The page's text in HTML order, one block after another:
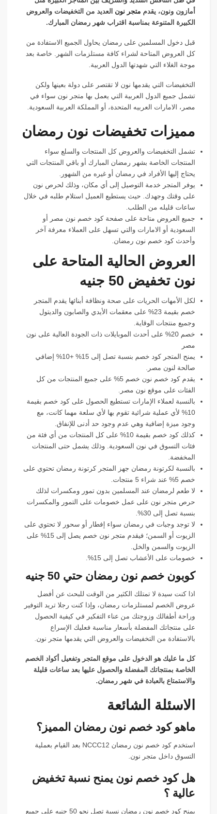
أمازون ونون، يقدم متجر نونالعديد من التخفيضات والعروض
الكبيرة المتنوعة بمناسبة اقتراب شهر رمضان المبارك.
قبل دخول المسلمين على رمضان يحاول الجميع الاستفادة من
كل العروض المتاحة لشراء كافة مستلزمات الشهر. خاصة بعد
موجة الغلاء التي شهدتها الدول العربية.
التخفيضات التي يقدمها نون لا تقتصر على دولة بعينها ولكن
تشمل جميع الدول العربية التي يعمل بها متجر نون سواء في
مصر، الامارات العربيه المتحدة، أو المملكة العربية السعودية.
مميزات تخفيضات نون رمضان
تشمل التخفيضات والعروض كل المنتجات والسلع سواء
المنتجات الخاصة بشهر رمضان المبارك أو باقي المنتجات التي
يحتاج إليها الأفراد في رمضان أو غيره من الشهور.
يوفر المتجر خدمة التوصيل إلى أي مكان، وذلك لحرص نون
على وقتك وجهدك. حيث يستطيع العميل استلام طلبه في خلال
ساعات قليله من الطلب.
جميع العروض متاحة على صفحة كود خصم نون مصر أو
السعودية أو الامارات والتي تسهل على العملاء معرفة آخر
وأحدث كود خصم نون رمضان.
العروض الحالية المتاحة على
نون تخفيض 50 جنيه
لكل الأمهات الحريات على صحة ونظافة أبنائها يقدم المتجر
خصم بقيمة 23% على معقمات الأيدي والصابون والديتول
وجميع منتجات الوقاية.
خصم 20% على أحدث الموبايلات ذات الجودة العالية على نون
مصر
يمنح المتجر كود خصم بنسبة تصل إلى 15% +10% إضافي
صالحة لنون مصر.
يقدم كود خصم نون خصم 5% على جميع المنتجات من كل
الفئات على موقع نون مصر.
بالنسبة لعملاء الإمارات تستطيع الحصول على كود خصم بقيمة
10% لأي عملية شرائية تقوم بها لأي سلعة مهما كانت، مع
وجود ميزة إضافية وهي عدم وجود حد أدنى للإنفاق.
كذلك كود خصم بقيمة 10% على كل المنتجات من أي فئة من
فئات التسوق في نون السعودية. وذلك يشمل حتى المنتجات
المخفضة.
بالنسبة لكرتونة رمضان جهز المتجر كرتونة رمضان تحتوي على
خصم 5% عند شراء 5 منتجات.
لا طعم لرمضان عند المسلمين بدون تمور ومكسرات لذلك
حرص متجر نون على عمل خصومات على التمور والمكسرات
بنسبة تصل إلى 30%.
لا توجد وجبات في رمضان سواء إفطار أو سحور لا تحتوي على
الزيوت أو السمن؛ فيقدم متجر نون خصم يصل إلى 15% على
الزيوت والسمن والخل.
خصومات على الأعشاب تصل إلى 15%.
كوبون خصم نون رمضان حتي 50 جنيه
اذا كنت سيدة لا تمتلك الكثير من الوقت للبحث عن أفضل
عروض الخصم لمستلزمات رمضان، وإذا كنت رجلا تريد التوفير
وراحة أطفالك وزوجتك من عناء التفكير في كيفية الحصول
على منتجاتك المفضلة بأسعار مناسبة فعليك الإسراع
بالاستفادة من التخفيضات والعروض التي يقدمها متجر نون.
كل ما عليك هو الدخول على موقع المتجر وتفعيل أكواد الخصم
الخاصة بمنتجاتك المفضلة والحصول عليها بعد ساعات قليلة
والاستمتاع بالعبادة في شهر رمضان.
الاسئلة الشائعة
ماهو كود خصم نون رمضان المميز؟
استخدم كود خصم نون رمضان NCCC12 بعد القيام بعملية
التسوق داخل متجر نون.
هل كود خصم نون يمنح نسبة تخفيض
عالية ؟
يمنح كود خصم نون رمضان نسبة تصل نحو 50 جنيه على جميع